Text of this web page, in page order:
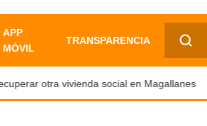
APP
MÓVIL
TRANSPARENCIA
✕
otra vivienda social en Magallanes